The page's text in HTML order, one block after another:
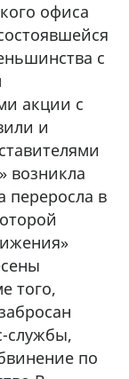
офиса
с
акции с
и
возникла
переросла в
того,
службы,
по